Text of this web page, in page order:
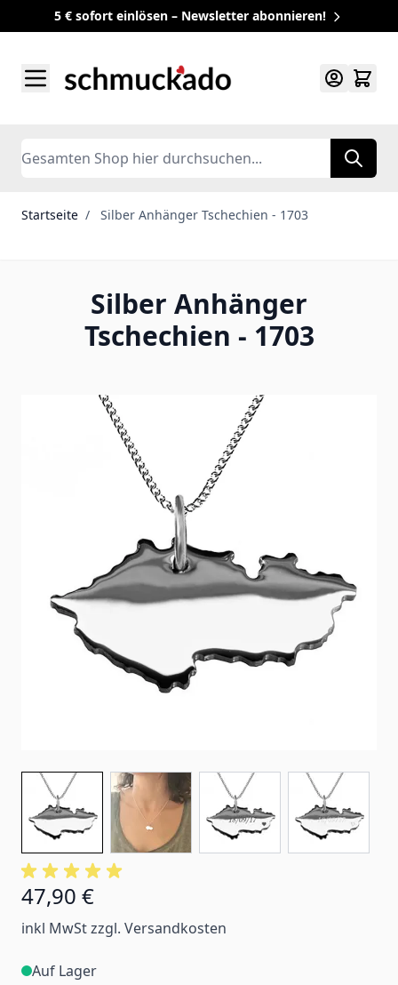
5 € sofort einlösen – Newsletter abonnieren!
Search
Startseite / Silber Anhänger Tschechien - 1703
Silber Anhänger
Tschechien - 1703
47,90 €
inkl MwSt zzgl. Versandkosten
Auf Lager